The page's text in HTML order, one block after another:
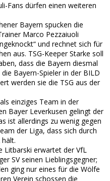
Fans dürfen einen weiteren
Bayern spucken die
Marco Pezzaiuoli
und rechnet sich für
aus. TSG-Keeper Starke soll
dass die Bayern diesmal
Bayern-Spieler in der BILD
werden sie die TSG aus der
einziges Team in der
Bayer Leverkusen gelingt der
ist allerdings zu wenig gegen
der Liga, dass sich durch
Litbarski erwartet der VfL
SV seinen Lieblingsgegner;
ging nur eines für die Wölfe
Verein schossen die